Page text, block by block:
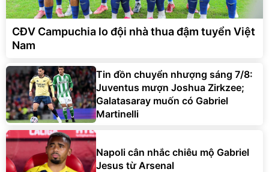
CĐV Campuchia lo đội nhà thua đậm tuyển Việt
Nam
Tin đồn chuyển nhượng sáng 7/8:
Juventus mượn Joshua Zirkzee;
Galatasaray muốn có Gabriel
Martinelli
Napoli cân nhắc chiêu mộ Gabriel
Jesus từ Arsenal